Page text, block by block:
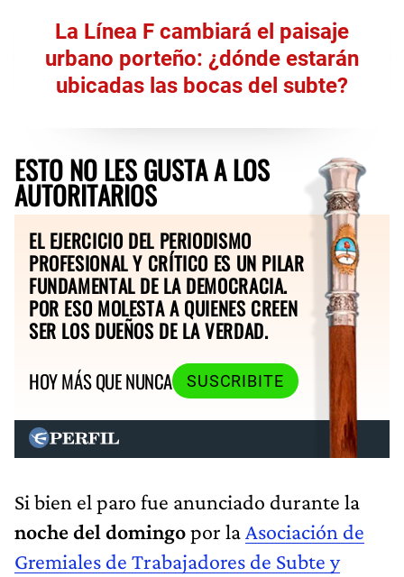
La Línea F cambiará el paisaje
urbano porteño: ¿dónde estarán
ubicadas las bocas del subte?
ESTO NO LES GUSTA A LOS
AUTORITARIOS
EL EJERCICIO DEL PERIODISMO
PROFESIONAL Y CRÍTICO ES UN PILAR
FUNDAMENTAL DE LA DEMOCRACIA.
POR ESO MOLESTA A QUIENES CREEN
SER LOS DUEÑOS DE LA VERDAD.
HOY MÁS QUE NUNCA
SUSCRIBITE
Si bien el paro fue anunciado durante la
noche del domingopor la Asociación de
Gremiales de Trabajadores de Subte y